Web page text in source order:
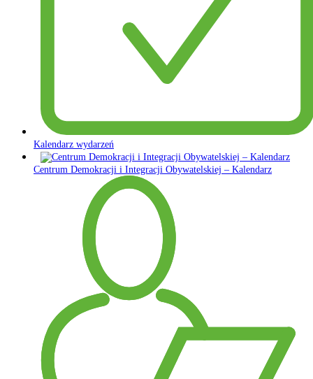
Kalendarz wydarzeń
Centrum Demokracji i Integracji Obywatelskiej – Kalendarz